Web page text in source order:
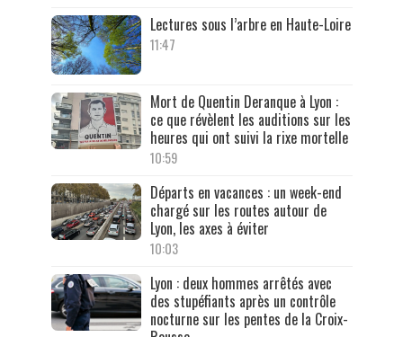
Lectures sous l’arbre en Haute-Loire
11:47
Mort de Quentin Deranque à Lyon :
ce que révèlent les auditions sur les
heures qui ont suivi la rixe mortelle
10:59
Départs en vacances : un week-end
chargé sur les routes autour de
Lyon, les axes à éviter
10:03
Lyon : deux hommes arrêtés avec
des stupéfiants après un contrôle
nocturne sur les pentes de la Croix-